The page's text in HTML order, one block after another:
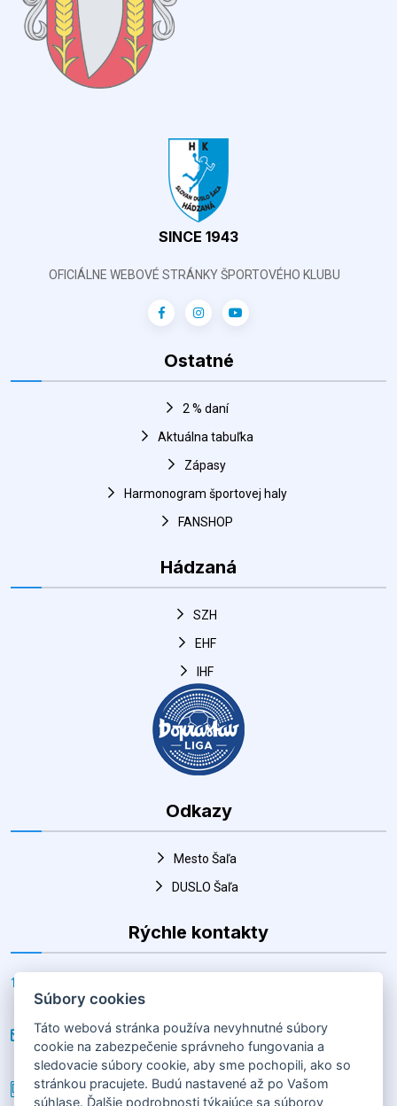
SINCE 1943
OFICIÁLNE WEBOVÉ STRÁNKY ŠPORTOVÉHO KLUBU
Ostatné
2 % daní
Aktuálna tabuľka
Zápasy
Harmonogram športovej haly
FANSHOP
Hádzaná
SZH
EHF
IHF
Odkazy
Mesto Šaľa
DUSLO Šaľa
Rýchle kontakty
Horná 30, Šaľa 927 01, Slovenská republika
E-mail
hk@salahandball.sk
Telefón
Súbory cookies
Táto webová stránka používa nevyhnutné súbory
cookie na zabezpečenie správneho fungovania a
sledovacie súbory cookie, aby sme pochopili, ako so
stránkou pracujete. Budú nastavené až po Vašom
súhlase. Ďalšie podrobnosti týkajúce sa súborov